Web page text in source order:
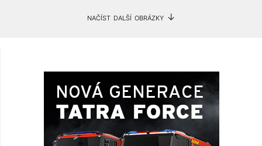
načíst další obrázky ↓